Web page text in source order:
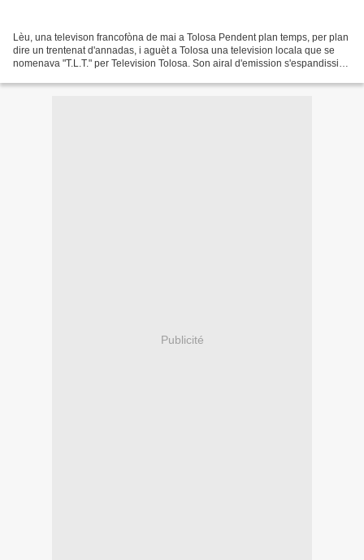
Lèu, una televison francofòna de mai a Tolosa Pendent plan temps, per plan
dire un trentenat d'annadas, i aguèt a Tolosa una television locala que se
nomenava "T.L.T." per Television Tolosa. Son airal d'emission s'espandissiá
Publicité